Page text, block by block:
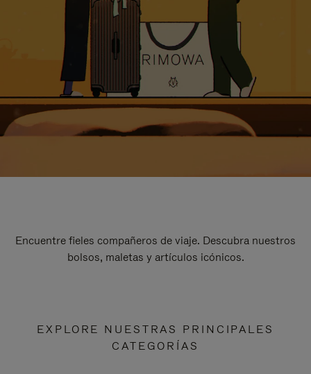
Encuentre fieles compañeros de viaje. Descubra nuestros
bolsos, maletas y artículos icónicos.
EXPLORE NUESTRAS PRINCIPALES
CATEGORÍAS